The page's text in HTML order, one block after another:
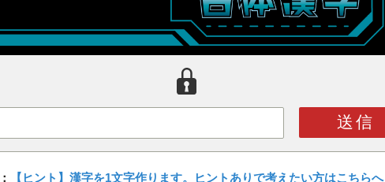
送信
【ヒント】漢字を1文字作ります。ヒントありで考えたい方はこちらへ